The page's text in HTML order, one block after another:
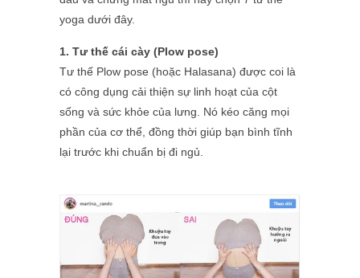
yoga dưới đây.
1. Tư thế cái cày (Plow pose)
Tư thế Plow pose (hoặc Halasana) được coi là
có công dụng cải thiện sự linh hoạt của cột
sống và sức khỏe của lưng. Nó kéo căng mọi
phần của cơ thể, đồng thời giúp bạn bình tĩnh
lại trước khi chuẩn bị đi ngủ.